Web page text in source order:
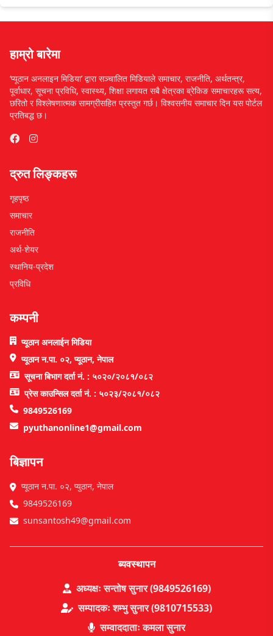
हाम्रो बारेमा
‘प्यूठान अनलाइन मिडिया’ द्वारा सञ्चालित मिडियाले समाचार, राजनीति, अर्थतन्त्र,
पूर्वाधार, सूचना प्रविधि, स्वास्थ्य, शिक्षा लगायत सबै क्षेत्रका ब्रेकिङ समाचारहरू सत्य,
छरितो र विश्लेषणात्मक सामग्रीसहित प्रस्तुत गर्छ। विश्वसनीय समाचार दिन यस पोर्टल
प्रतिबद्ध छ।
द्रुत लिङ्कहरू
गृहपृष्ठ
समाचार
राजनीति
अर्थ-शेयर
स्थानिय-प्रदेश
प्रविधि
कम्पनी
प्यूठान अनलाईन मिडिया
प्यूठान न.पा. ०२, प्यूठान, नेपाल
सूचना बिभाग दर्ता नं. : ५०२०/२०८१/०८२
प्रेस काउन्सिल दर्ता नं. : ५०२३/२०८१/०८२
9849526169
pyuthanonline1@gmail.com
बिज्ञापन
प्यूठान न.पा. ०२, प्युठान, नेपाल
9849526169
sunsantosh49@gmail.com
ब्यवस्थापन
अध्यक्षः सन्तोष सुनार (9849526169)
सम्पादकः शम्भु सुनार (9810715533)
सम्वाददाताः कमला सुनार